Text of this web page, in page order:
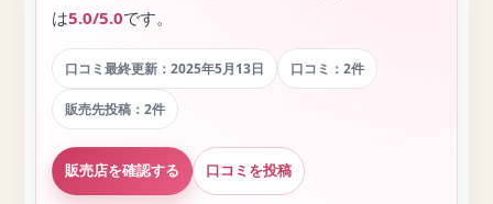
は5.0/5.0です。
口コミ最終更新：2025年5月13日 口コミ：2件
販売先投稿：2件
販売店を確認する 口コミを投稿